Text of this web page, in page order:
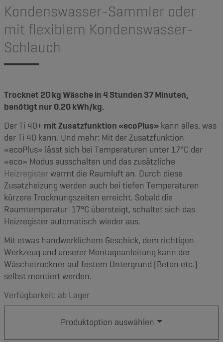
Kondenswasser-Sammler oder
mit flexiblem Kondenswasser-
Schlauch
Trocknet 20 kg Wäsche in 4 Stunden 37 Minuten,
benötigt nur 0.20 kWh/kg.
Der Ti 40+ mit Zusatzfunktion «ecoPlus» kann alles, was
der Ti 40 kann. Und mehr: Mit der Zusatzfunktion
«ecoPlus» lässt sich bei Temperaturen unter 17°C der
«eco» Modus ausschalten und das zusätzliche
Heizregister wärmt die Raumluft an. Durch diese
Zusatzheizung werden auch bei tiefen Temperaturen
kürzere Trocknungszeiten erreicht. Sobald die
Raumtemperatur 17°C übersteigt, schaltet sich das
Heizregister automatisch wieder aus.
Mit etwas handwerklichem Geschick, dem richtigen
Werkzeug und unserer Montageanleitung kann der
Wäschetrockner auf festem Untergrund (Beton etc.)
selbst montiert werden.
Verfügbarkeit: ab Lager
Produktoption auswählen